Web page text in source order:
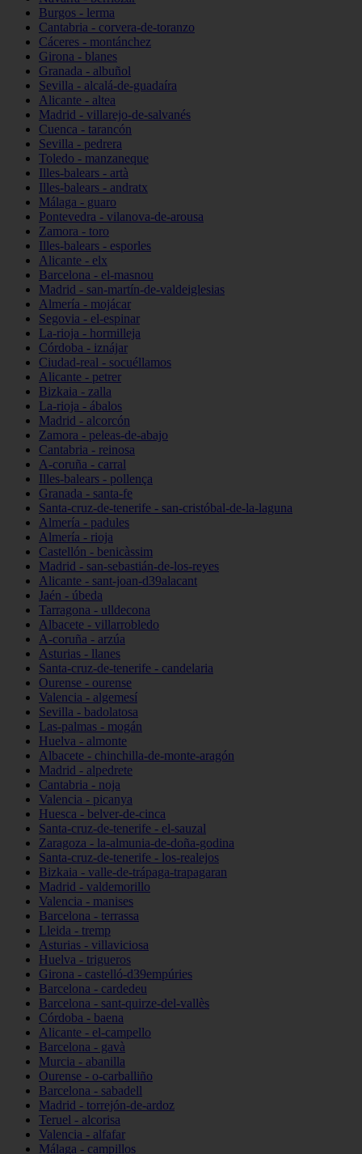
Burgos - lerma
Cantabria - corvera-de-toranzo
Cáceres - montánchez
Girona - blanes
Granada - albuñol
Sevilla - alcalá-de-guadaíra
Alicante - altea
Madrid - villarejo-de-salvanés
Cuenca - tarancón
Sevilla - pedrera
Toledo - manzaneque
Illes-balears - artà
Illes-balears - andratx
Málaga - guaro
Pontevedra - vilanova-de-arousa
Zamora - toro
Illes-balears - esporles
Alicante - elx
Barcelona - el-masnou
Madrid - san-martín-de-valdeiglesias
Almería - mojácar
Segovia - el-espinar
La-rioja - hormilleja
Córdoba - iznájar
Ciudad-real - socuéllamos
Alicante - petrer
Bizkaia - zalla
La-rioja - ábalos
Madrid - alcorcón
Zamora - peleas-de-abajo
Cantabria - reinosa
A-coruña - carral
Illes-balears - pollença
Granada - santa-fe
Santa-cruz-de-tenerife - san-cristóbal-de-la-laguna
Almería - padules
Almería - rioja
Castellón - benicàssim
Madrid - san-sebastián-de-los-reyes
Alicante - sant-joan-d39alacant
Jaén - úbeda
Tarragona - ulldecona
Albacete - villarrobledo
A-coruña - arzúa
Asturias - llanes
Santa-cruz-de-tenerife - candelaria
Ourense - ourense
Valencia - algemesí
Sevilla - badolatosa
Las-palmas - mogán
Huelva - almonte
Albacete - chinchilla-de-monte-aragón
Madrid - alpedrete
Cantabria - noja
Valencia - picanya
Huesca - belver-de-cinca
Santa-cruz-de-tenerife - el-sauzal
Zaragoza - la-almunia-de-doña-godina
Santa-cruz-de-tenerife - los-realejos
Bizkaia - valle-de-trápaga-trapagaran
Madrid - valdemorillo
Valencia - manises
Barcelona - terrassa
Lleida - tremp
Asturias - villaviciosa
Huelva - trigueros
Girona - castelló-d39empúries
Barcelona - cardedeu
Barcelona - sant-quirze-del-vallès
Córdoba - baena
Alicante - el-campello
Barcelona - gavà
Murcia - abanilla
Ourense - o-carballiño
Barcelona - sabadell
Madrid - torrejón-de-ardoz
Teruel - alcorisa
Valencia - alfafar
Málaga - campillos